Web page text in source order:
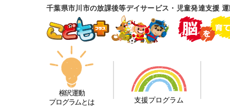
千葉県市川市の放課後等デイサービス・児童発達支援
柳沢運動
プログラムとは
支援プログラム